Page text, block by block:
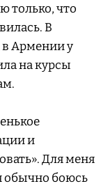
только, что
В
в Армении у
на курсы
и
Для меня
обычно боюсь